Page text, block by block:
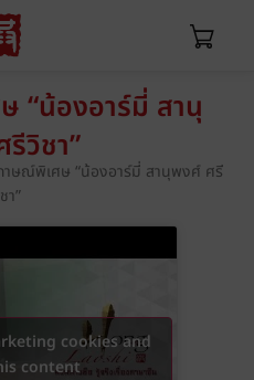
“น้องอาร์มี่ สานุ
วิชา”
ษณ์พิเศษ “น้องอาร์มี่ สานุพงศ์ ศรี
า”
cookies and
content